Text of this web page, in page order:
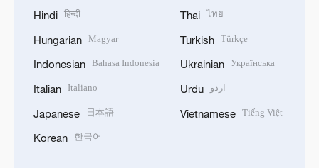
Hindi हिन्दी
Hungarian Magyar
Indonesian Bahasa Indonesia
Italian Italiano
Japanese 日本語
Korean 한국어
Thai ไทย
Turkish Türkçe
Ukrainian Українська
Urdu اردو
Vietnamese Tiếng Việt